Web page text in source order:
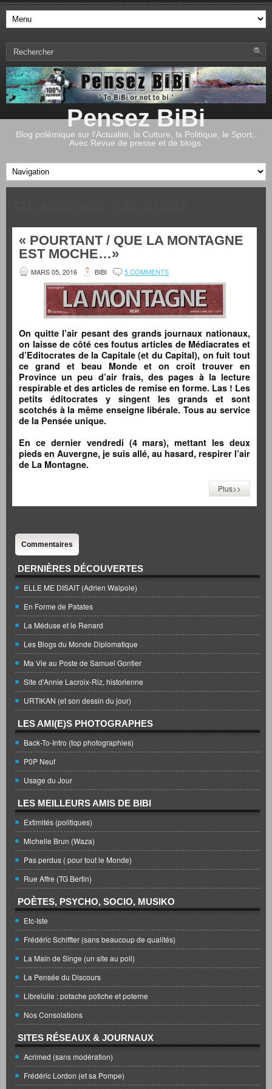
Pensez BiBi
Blog polémique sur l'Actualité, la Culture, la Politique, le Sport,.
Avec Revue de presse et de blogs.
« POURTANT / QUE LA MONTAGNE
EST MOCHE…»
MARS 05, 2016 BIBI 5 COMMENTS
On quitte l’air pesant des grands journaux nationaux,
on laisse de côté ces foutus articles de Médiacrates et
d’Editocrates de la Capitale (et du Capital), on fuit tout
ce grand et beau Monde et on croit trouver en
Province un peu d’air frais, des pages à la lecture
respirable et des articles de remise en forme. Las ! Les
petits éditocrates y singent les grands et sont
scotchés à la même enseigne libérale. Tous au service
de la Pensée unique.
En ce dernier vendredi (4 mars), mettant les deux
pieds en Auvergne, je suis allé, au hasard, respirer l’air
de La Montagne.
Plus>>
Commentaires
DERNIÈRES DÉCOUVERTES
ELLE ME DISAIT (Adrien Walpole)
En Forme de Patates
La Méduse et le Renard
Les Blogs du Monde Diplomatique
Ma Vie au Poste de Samuel Gontier
Site d'Annie Lacroix-Riz, historienne
URTIKAN (et son dessin du jour)
LES AMI(E)S PHOTOGRAPHES
Back-To-Intro (top photographies)
P0P Neuf
Usage du Jour
LES MEILLEURS AMIS DE BIBI
Extimités (politiques)
Michelle Brun (Waza)
Pas perdus ( pour tout le Monde)
Rue Affre (TG Bertin)
POÈTES, PSYCHO, SOCIO, MUSIKO
Etc-Iste
Frédéric Schiffter (sans beaucoup de qualités)
La Main de Singe (un site au poil)
La Pensée du Discours
Librelulle : potache potiche et poterne
Nos Consolations
SITES RÉSEAUX & JOURNAUX
Acrimed (sans modération)
Frédéric Lordon (et sa Pompe)